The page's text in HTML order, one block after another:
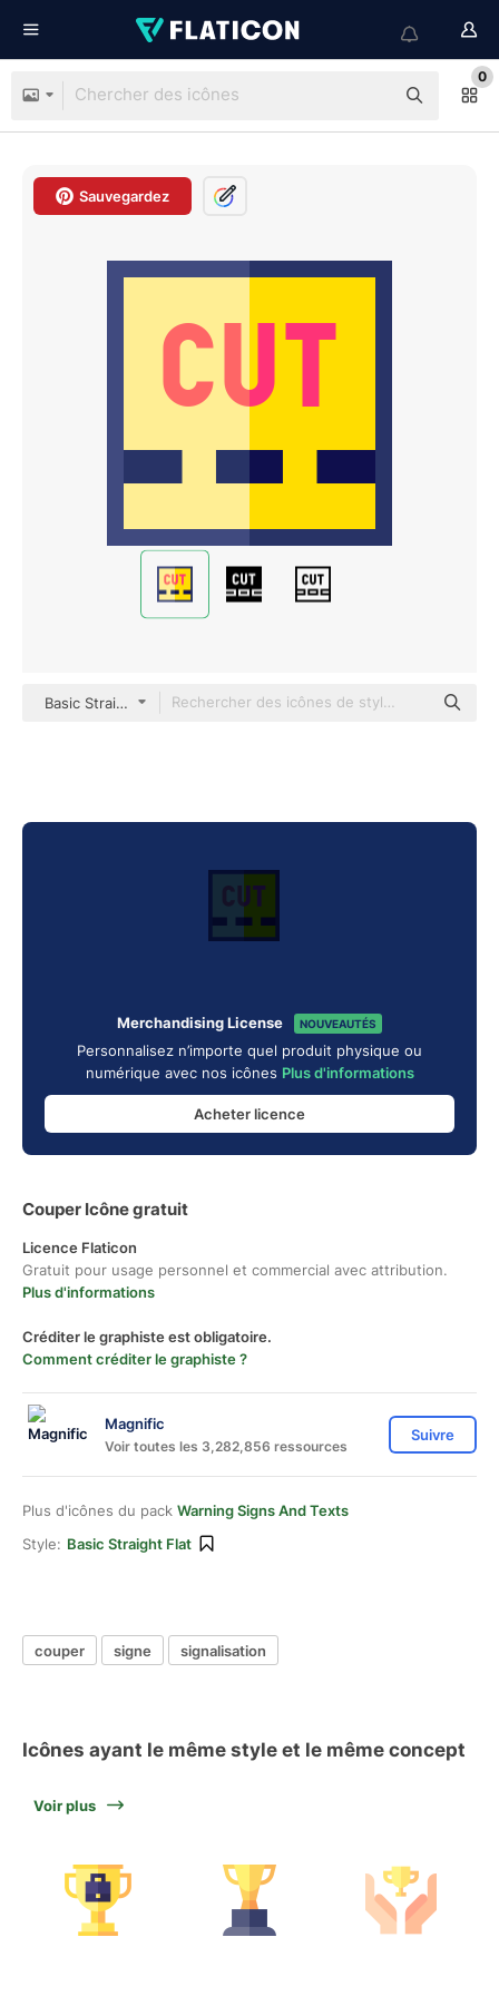
0
Sauvegardez
Basic Straight Flat
Merchandising License NOUVEAUTÉS
Personnalisez n’importe quel produit physique ou
numérique avec nos icônes Plus d'informations
Acheter licence
Couper Icône gratuit
Licence Flaticon
Gratuit pour usage personnel et commercial avec attribution.
Plus d'informations
Créditer le graphiste est obligatoire.
Comment créditer le graphiste ?
Magnific
Voir toutes les 3,282,856 ressources
Suivre
Plus d'icônes du pack Warning Signs And Texts
Style: Basic Straight Flat
couper signe signalisation
Icônes ayant le même style et le même concept
Voir plus